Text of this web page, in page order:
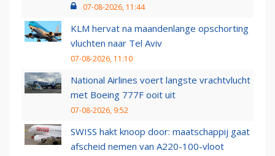
07-08-2026, 11:44
KLM hervat na maandenlange opschorting
vluchten naar Tel Aviv
07-08-2026, 11:10
National Airlines voert langste vrachtvlucht
met Boeing 777F ooit uit
07-08-2026, 9:52
SWISS hakt knoop door: maatschappij gaat
afscheid nemen van A220-100-vloot